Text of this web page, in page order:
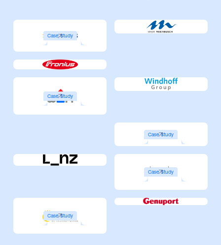
Case Study
Case Study
Case Study
Case Study
Case Study